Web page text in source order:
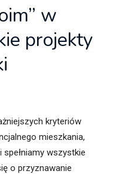
w
projekty
kryteriów
mieszkania,
wszystkie
o przyznawanie